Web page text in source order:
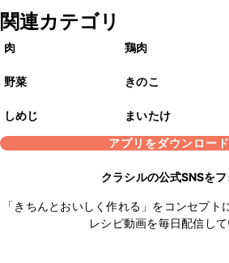
関連カテゴリ
肉 鶏肉
野菜 きのこ
しめじ
まいたけ
アプリをダウンロー
クラシルの公式SNSを
「きちんとおいしく作れる」をコンセプト
レシピ動画を毎日配信して